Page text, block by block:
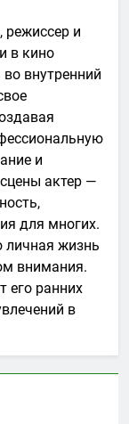
режиссер и
в кино
внутренний
и
актер —
для многих.
личная жизнь
внимания.
его ранних
в